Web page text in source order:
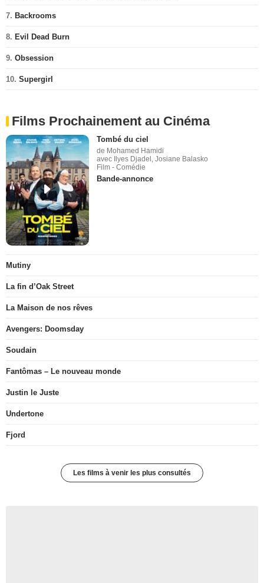
7. Backrooms
8. Evil Dead Burn
9. Obsession
10. Supergirl
Films Prochainement au Cinéma
Tombé du ciel
de Mohamed Hamidi
avec Ilyes Djadel, Josiane Balasko
Film - Comédie
Bande-annonce
Mutiny
La fin d’Oak Street
La Maison de nos rêves
Avengers: Doomsday
Soudain
Fantômas – Le nouveau monde
Justin le Juste
Undertone
Fjord
Les films à venir les plus consultés